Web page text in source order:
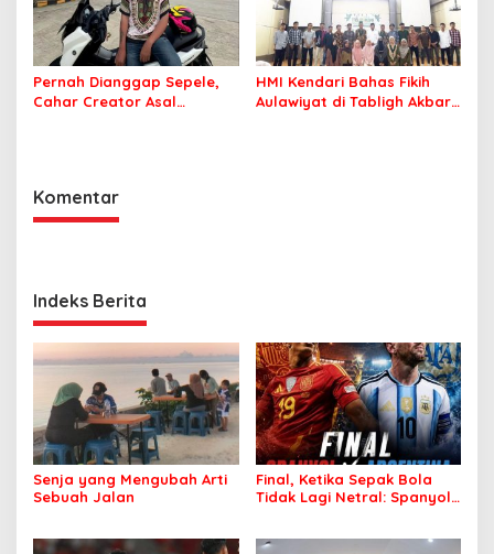
Pernah Dianggap Sepele,
Cahar Creator Asal
HMI Kendari Bahas Fikih
Aulawiyat di Tabligh Akbar
Komentar
Indeks Berita
Senja yang Mengubah Arti
Sebuah Jalan
Final, Ketika Sepak Bola
Tidak Lagi Netral: Spanyol